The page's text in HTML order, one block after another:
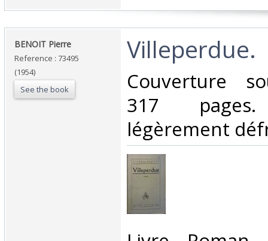
‎BENOIT Pierre ‎
Reference : 73495
(1954)
See the book
‎Villeperdue.‎
‎Couverture
317 pages.
légèrement